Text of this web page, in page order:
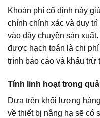
Khoản phí cố định này
chính chính xác và duy
vào dây chuyền sản
được hạch toán là chi
trình báo cáo và khấu trừ
Tính linh hoạt trong
Dựa trên khối lượng
về thiết bị nâng hạ sẽ có